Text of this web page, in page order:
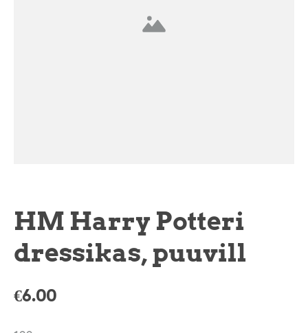
HM Harry Potteri
dressikas, puuvill
€6.00